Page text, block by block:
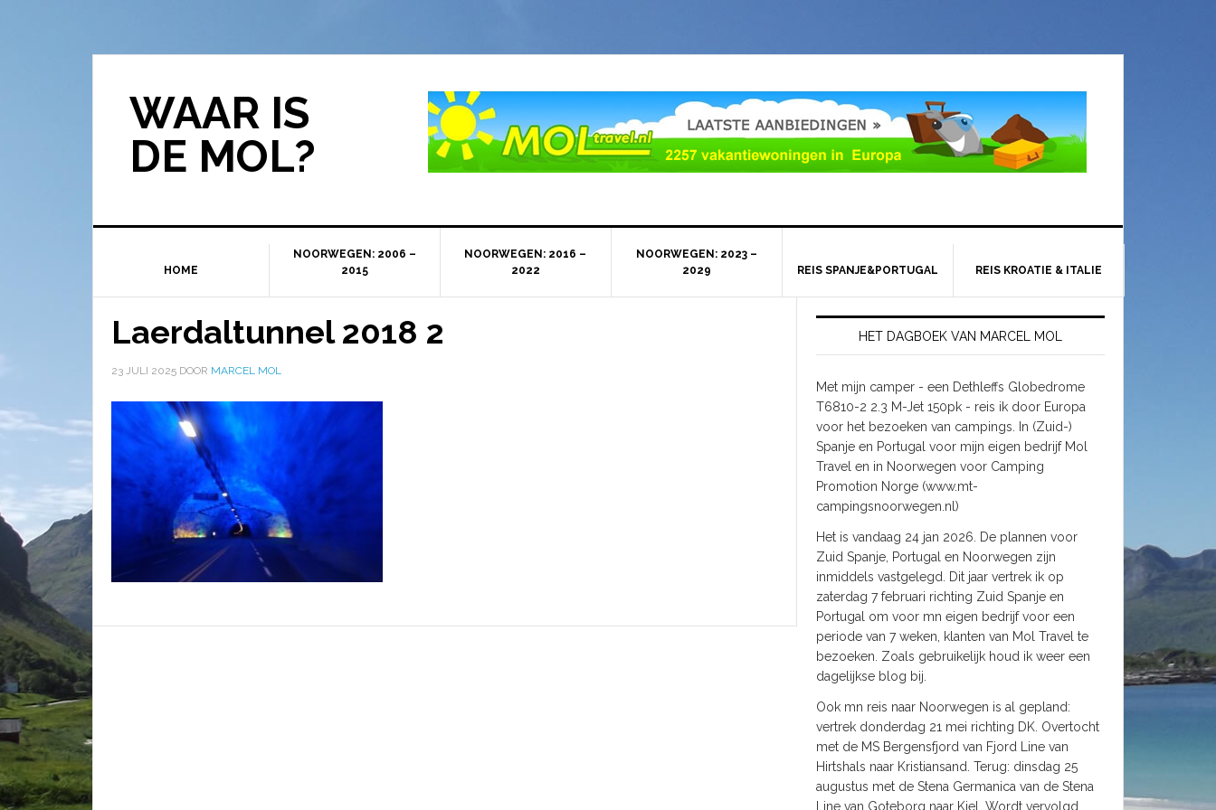
WAAR IS
DE MOL?
HOME
NOORWEGEN: 2006 –
2015
NOORWEGEN: 2016 –
2022
NOORWEGEN: 2023 –
2029
REIS SPANJE&PORTUGAL REIS KROATIE & ITALIE
Laerdaltunnel 2018 2
23 JULI 2025 DOOR MARCEL MOL
HET DAGBOEK VAN MARCEL MOL
Met mijn camper - een Dethleffs Globedrome
T6810-2 2.3 M-Jet 150pk - reis ik door Europa
voor het bezoeken van campings. In (Zuid-)
Spanje en Portugal voor mijn eigen bedrijf Mol
Travel en in Noorwegen voor Camping
Promotion Norge (www.mt-
campingsnoorwegen.nl)
Het is vandaag 24 jan 2026. De plannen voor
Zuid Spanje, Portugal en Noorwegen zijn
inmiddels vastgelegd. Dit jaar vertrek ik op
zaterdag 7 februari richting Zuid Spanje en
Portugal om voor mn eigen bedrijf voor een
periode van 7 weken, klanten van Mol Travel te
bezoeken. Zoals gebruikelijk houd ik weer een
dagelijkse blog bij.
Ook mn reis naar Noorwegen is al gepland:
vertrek donderdag 21 mei richting DK. Overtocht
met de MS Bergensfjord van Fjord Line van
Hirtshals naar Kristiansand. Terug: dinsdag 25
augustus met de Stena Germanica van de Stena
Line van Goteborg naar Kiel. Wordt vervolgd.